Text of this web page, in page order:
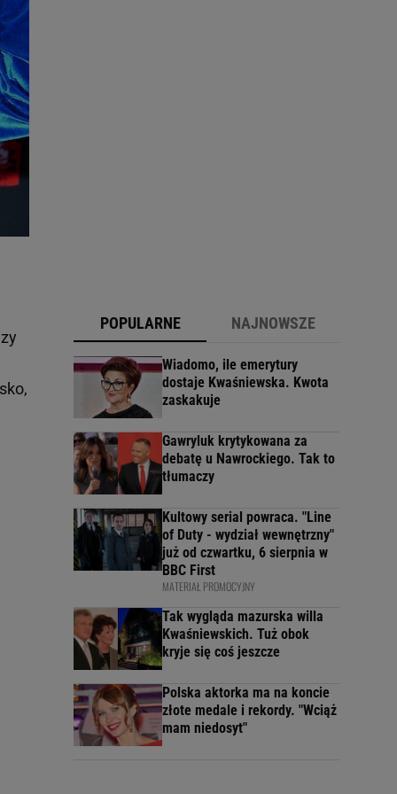
POPULARNE NAJNOWSZE
Wiadomo, ile emerytury
dostaje Kwaśniewska. Kwota
zaskakuje
Gawryluk krytykowana za
debatę u Nawrockiego. Tak to
tłumaczy
Kultowy serial powraca. "Line
of Duty - wydział wewnętrzny"
już od czwartku, 6 sierpnia w
BBC First
MATERIAŁ PROMOCYJNY
Tak wygląda mazurska willa
Kwaśniewskich. Tuż obok
kryje się coś jeszcze
Polska aktorka ma na koncie
złote medale i rekordy. "Wciąż
mam niedosyt"